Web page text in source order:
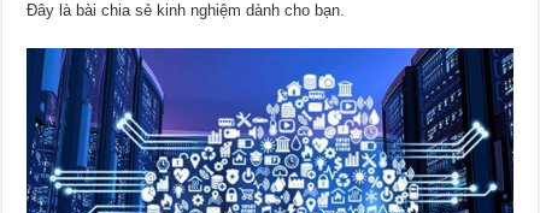
Đây là bài chia sẻ kinh nghiệm dành cho bạn.